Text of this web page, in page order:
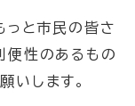
っと市民の皆さ
便性のあるもの
いします。